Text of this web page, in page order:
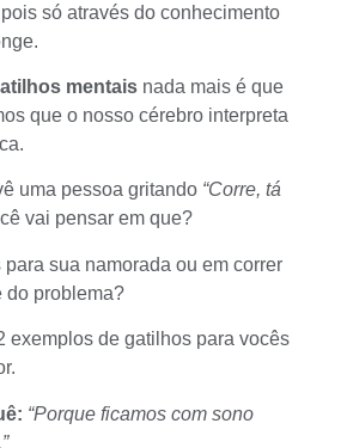
só através do conhecimento
mentais nada mais é que
que o nosso cérebro interpreta
uma pessoa gritando “Corre, tá
vai pensar em que?
para sua namorada ou em correr
do problema?
exemplos de gatilhos para vocês
“Porque ficamos com sono